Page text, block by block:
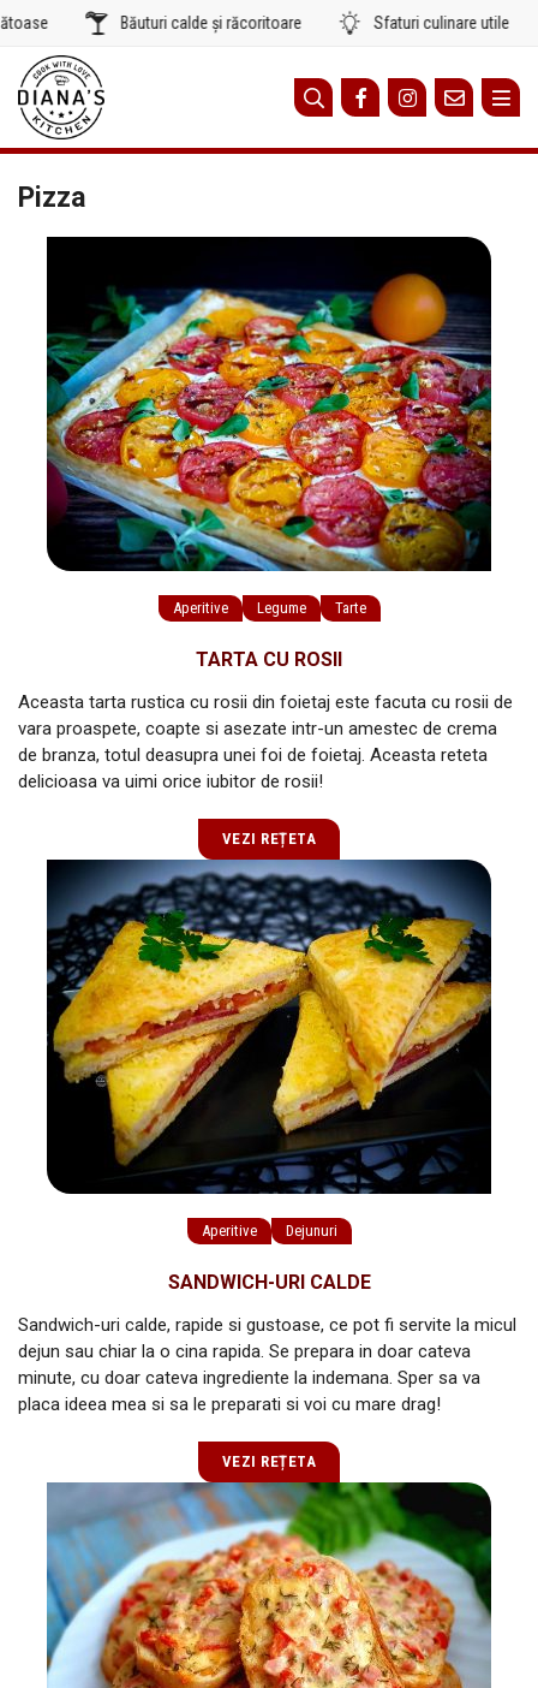
Sari
conținut
Băuturi calde și răcoritoare Sfaturi culinare utile
Pizza
Aperitive Legume Tarte
TARTA CU ROSII
Aceasta tarta rustica cu rosii din foietaj este facuta cu rosii de
vara proaspete, coapte si asezate intr-un amestec de crema
de branza, totul deasupra unei foi de foietaj. Aceasta reteta
delicioasa va uimi orice iubitor de rosii!
VEZI REȚETA
Aperitive Dejunuri
SANDWICH-URI CALDE
Sandwich-uri calde, rapide si gustoase, ce pot fi servite la micul
dejun sau chiar la o cina rapida. Se prepara in doar cateva
minute, cu doar cateva ingrediente la indemana. Sper sa va
placa ideea mea si sa le preparati si voi cu mare drag!
VEZI REȚETA